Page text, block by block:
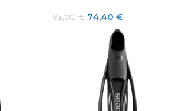
93,00€ 74,40 €